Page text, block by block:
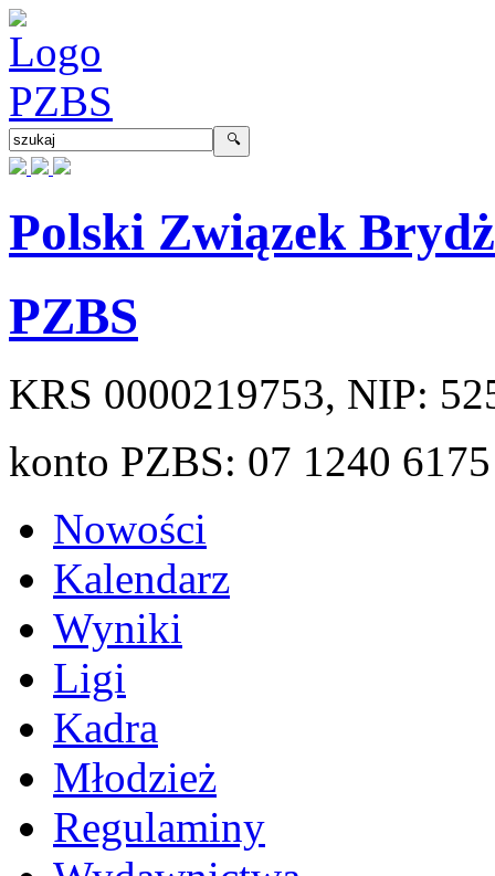
Polski Związek
PZBS
KRS 0000219753, NIP:
konto PZBS: 07 1240
Nowości
Kalendarz
Wyniki
Ligi
Kadra
Młodzież
Regulaminy